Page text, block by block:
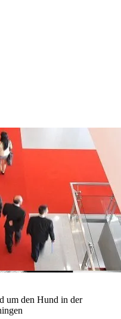
um den Hund in der